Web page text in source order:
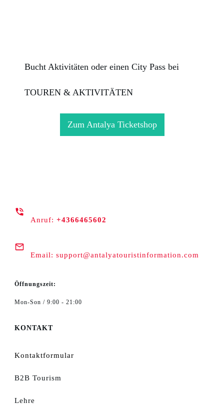
Bucht Aktivitäten oder einen City Pass bei
TOUREN & AKTIVITÄTEN
Zum Antalya Ticketshop
Anruf: +4366465602
Email: support@antalyatouristinformation.com
Öffnungszeit:
Mon-Son / 9:00 - 21:00
KONTAKT
Kontaktformular
B2B Tourism
Lehre